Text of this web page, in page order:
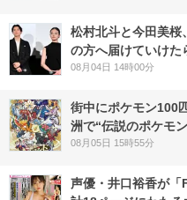
松村北斗と今田美桜
の方へ届けていけた
08月04日 14時00分
街中にポケモン100
洲で“伝説のポケモ
08月05日 15時55分
声優・井口裕香が「